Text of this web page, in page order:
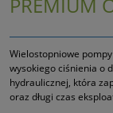
PREMIUM
Wielostopniowe
wysokiego ciśnienia o
hydraulicznej, która
oraz długi czas